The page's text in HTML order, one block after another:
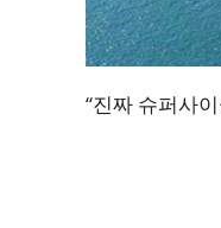
“진짜 슈퍼사